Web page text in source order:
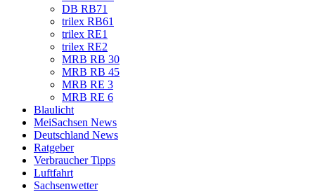
DB RB71
trilex RB61
trilex RE1
trilex RE2
MRB RB 30
MRB RB 45
MRB RE 3
MRB RE 6
Blaulicht
MeiSachsen News
Deutschland News
Ratgeber
Verbraucher Tipps
Luftfahrt
Sachsenwetter